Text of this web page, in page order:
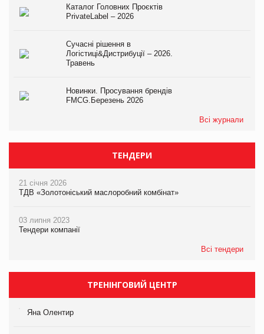
Каталог Головних Проєктів
PrivateLabel – 2026
Сучасні рішення в
Логістиці&Дистрибуції – 2026.
Травень
Новинки. Просування брендів
FMCG.Березень 2026
Всі журнали
ТЕНДЕРИ
21 січня 2026
ТДВ «Золотоніський маслоробний комбінат»
03 липня 2023
Тендери компанії
Всі тендери
ТРЕНІНГОВИЙ ЦЕНТР
Яна Олентир